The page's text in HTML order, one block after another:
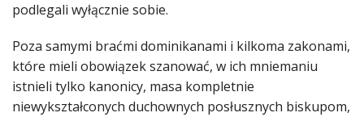
podlegali wyłącznie sobie.
Poza samymi braćmi dominikanami i kilkoma zakonami,
które mieli obowiązek szanować, w ich mniemaniu
istnieli tylko kanonicy, masa kompletnie
niewykształconych duchownych posłusznych biskupom,